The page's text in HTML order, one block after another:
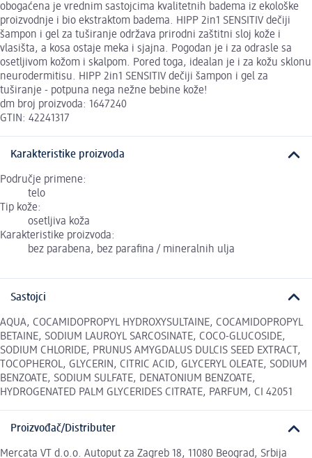
obogaćena je vrednim sastojcima kvalitetnih badema iz ekološke
proizvodnje i bio ekstraktom badema. HIPP 2in1 SENSITIV dečiji
šampon i gel za tuširanje održava prirodni zaštitni sloj kože i
vlasišta, a kosa ostaje meka i sjajna. Pogodan je i za odrasle sa
osetljivom kožom i skalpom. Pored toga, idealan je i za kožu sklonu
neurodermitisu. HIPP 2in1 SENSITIV dečiji šampon i gel za
tuširanje - potpuna nega nežne bebine kože!
dm broj proizvoda: 1647240
GTIN: 42241317
Karakteristike proizvoda
Područje primene:
telo
Tip kože:
osetljiva koža
Karakteristike proizvoda:
bez parabena, bez parafina / mineralnih ulja
Sastojci
AQUA, COCAMIDOPROPYL HYDROXYSULTAINE, COCAMIDOPROPYL
BETAINE, SODIUM LAUROYL SARCOSINATE, COCO-GLUCOSIDE,
SODIUM CHLORIDE, PRUNUS AMYGDALUS DULCIS SEED EXTRACT,
TOCOPHEROL, GLYCERIN, CITRIC ACID, GLYCERYL OLEATE, SODIUM
BENZOATE, SODIUM SULFATE, DENATONIUM BENZOATE,
HYDROGENATED PALM GLYCERIDES CITRATE, PARFUM, CI 42051
Proizvođač/Distributer
Mercata VT d.o.o. Autoput za Zagreb 18, 11080 Beograd, Srbija